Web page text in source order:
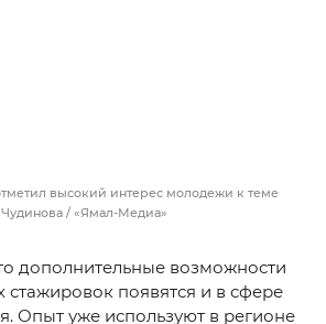
высокий интерес молодежи к теме
/ «Ямал-Медиа»
дополнительные возможности
стажировок появятся и в сфере
Опыт уже используют в регионе